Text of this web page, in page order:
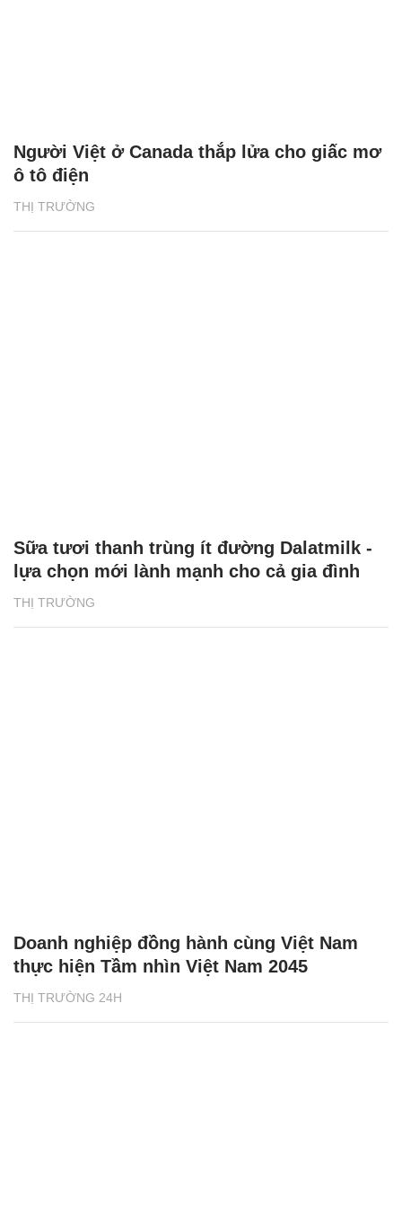
THỊ TRƯỜNG
Người Việt ở Canada thắp lửa cho giấc mơ
ô tô điện
THỊ TRƯỜNG
Sữa tươi thanh trùng ít đường Dalatmilk -
lựa chọn mới lành mạnh cho cả gia đình
THỊ TRƯỜNG 24H
Doanh nghiệp đồng hành cùng Việt Nam
thực hiện Tầm nhìn Việt Nam 2045